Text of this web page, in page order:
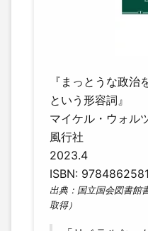
『まっとうな政治
という形容詞』
マイケル・ウォル
風行社
2023.4
ISBN:
出典：国立国会図書館
取得）